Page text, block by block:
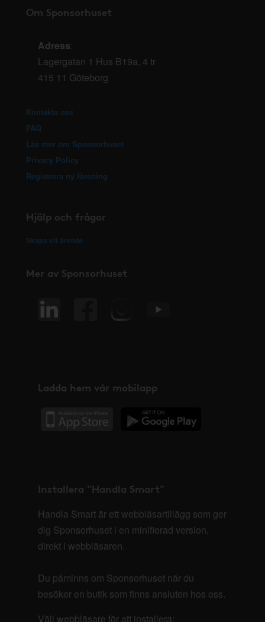
Om Sponsorhuset
Adress:
Lagergatan 1 Hus B19a, 4 tr
415 11 Göteborg
Kontakta oss
FAQ
Läs mer om Sponsorhuset
Privacy Policy
Registrera ny förening
Hjälp och frågor
Skapa ett ärende
Mer av Sponsorhuset
Ladda hem vår mobilapp
Installera "Handla Smart"
Handla Smart är ett webbläsartillägg som ger
dig Sponsorhuset i en minifierad version,
direkt i webbläsaren.
Du påminns om Sponsorhuset när du
besöker en butik som finns ansluten hos oss.
Välj webbläsare för att installera: